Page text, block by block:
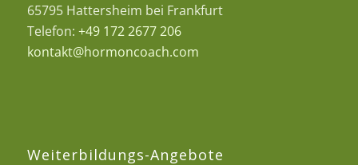
65795 Hattersheim bei Frankfurt
Telefon: +49 172 2677 206
kontakt@hormoncoach.com
Weiterbildungs-Angebote